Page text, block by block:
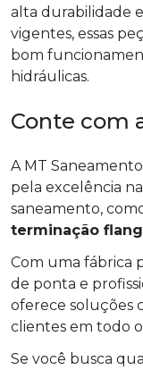
alta durabilidade
vigentes, essas
bom
hidráulicas.
Conte com
A MT
pela excelência
saneamento,
terminação
Com uma fábrica
de ponta e
oferece soluções
clientes em todo o
Se você busca